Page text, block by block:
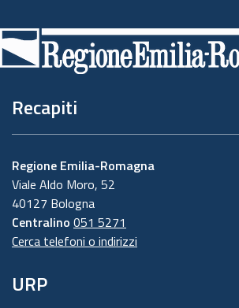
di
pagina
Recapiti
Regione Emilia-Romagna
Viale Aldo Moro, 52
40127 Bologna
Centralino 051 5271
Cerca telefoni o indirizzi
URP